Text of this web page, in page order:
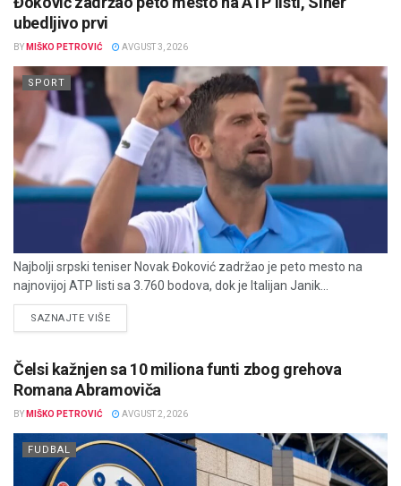
ubedljivo prvi
BY MIŠKO PETROVIĆ AVGUST 3, 2026
SPORT
Najbolji srpski teniser Novak Đoković zadržao je peto mesto na
najnovijoj ATP listi sa 3.760 bodova, dok je Italijan Janik...
SAZNAJTE VIŠEDETAILS
Čelsi kažnjen sa 10 miliona funti zbog grehova
Romana Abramoviča
BY MIŠKO PETROVIĆ AVGUST 2, 2026
FUDBAL